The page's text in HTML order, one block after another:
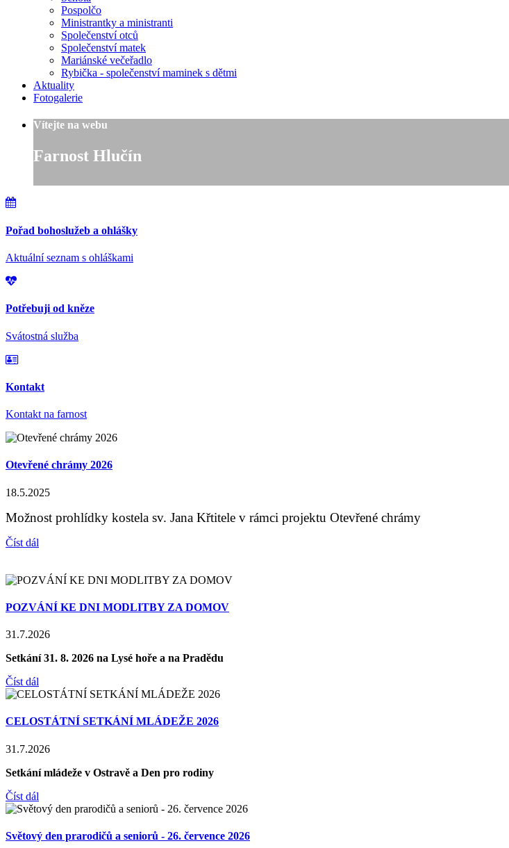
Pospolčo
Ministrantky a ministranti
Společenství otců
Společenství matek
Mariánské večeřadlo
Rybička - společenství maminek s dětmi
Aktuality
Fotogalerie
Vítejte na webu
Farnost Hlučín
Pořad bohoslužeb a ohlášky
Aktuální seznam s ohláškami
Potřebuji od kněze
Svátostná služba
Kontakt
Kontakt na farnost
Otevřené chrámy 2026
18.5.2025
Možnost prohlídky kostela sv. Jana Křtitele v rámci projektu Otevřené chrámy
Číst dál
POZVÁNÍ KE DNI MODLITBY ZA DOMOV
31.7.2026
Setkání 31. 8. 2026 na Lysé hoře a na Pradědu
Číst dál
CELOSTÁTNÍ SETKÁNÍ MLÁDEŽE 2026
31.7.2026
Setkání mládeže v Ostravě a Den pro rodiny
Číst dál
Světový den prarodičů a seniorů - 26. července 2026